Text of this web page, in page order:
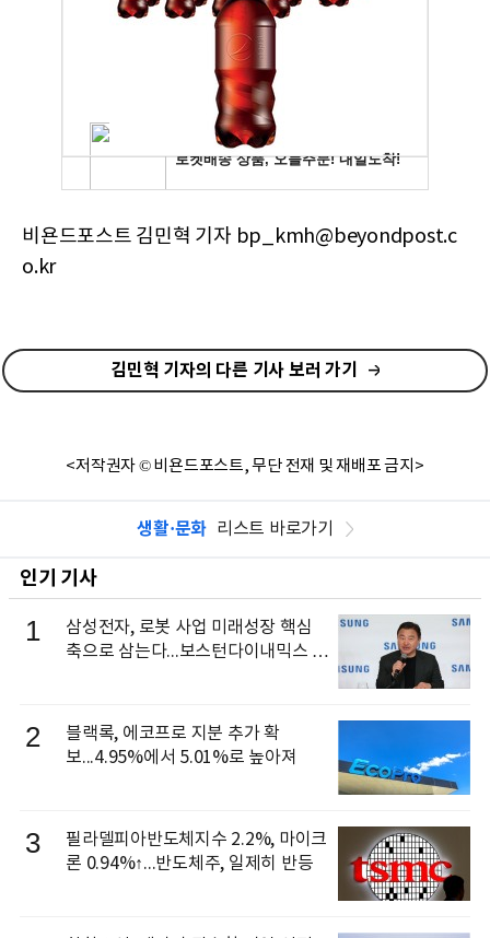
비욘드포스트 김민혁 기자 bp_kmh@beyondpost.c
o.kr
김민혁 기자의 다른 기사 보러 가기
<저작권자 © 비욘드포스트, 무단 전재 및 재배포 금지>
생활·문화 리스트 바로가기
인기 기사
1
삼성전자, 로봇 사업 미래성장 핵심
축으로 삼는다...보스턴다이내믹스 출
2
블랙록, 에코프로 지분 추가 확
보...4.95%에서 5.01%로 높아져
3
필라델피아반도체지수 2.2%, 마이크
론 0.94%↑...반도체주, 일제히 반등